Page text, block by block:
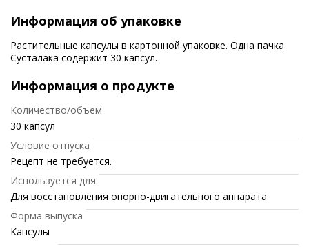
Информация об упаковке
Растительные капсулы в картонной упаковке. Одна пачка
Сусталака содержит 30 капсул.
Информация о продукте
Количество/объем
30 капсул
Условие отпуска
Рецепт не требуется.
Используется для
Для восстановления опорно-двигательного аппарата
Форма выпуска
Капсулы